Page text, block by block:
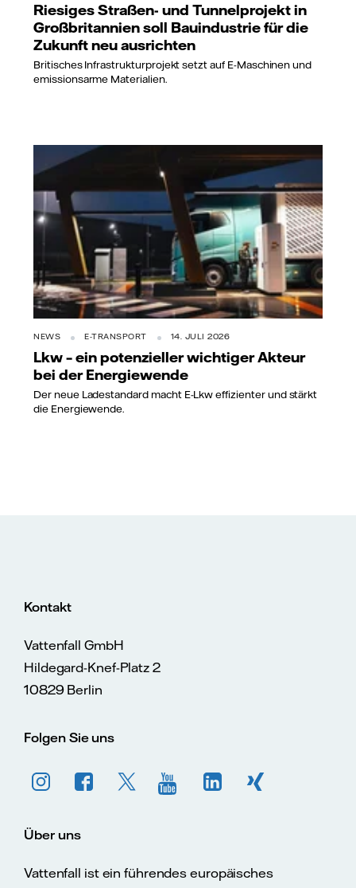
Riesiges Straßen- und Tunnelprojekt in
Großbritannien soll Bauindustrie für die
Zukunft neu ausrichten
Britisches Infrastrukturprojekt setzt auf E-Maschinen und
emissionsarme Materialien.
NEWS E-TRANSPORT 14. JULI 2026
Lkw – ein potenzieller wichtiger Akteur
bei der Energiewende
Der neue Ladestandard macht E-Lkw effizienter und stärkt
die Energiewende.
Kontakt
Vattenfall GmbH
Hildegard-Knef-Platz 2
10829 Berlin
Folgen Sie uns
Über uns
Vattenfall ist ein führendes europäisches